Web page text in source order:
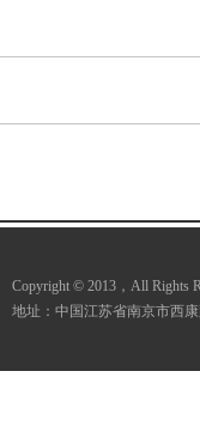
Copyright © 2013，All Rights
地址：中国江苏省南京市西